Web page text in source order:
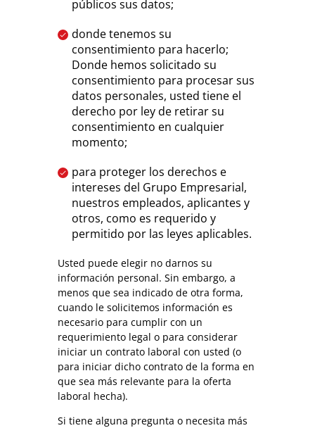
públicos sus datos;
donde tenemos su
consentimiento para hacerlo;
Donde hemos solicitado su
consentimiento para procesar sus
datos personales, usted tiene el
derecho por ley de retirar su
consentimiento en cualquier
momento;
para proteger los derechos e
intereses del Grupo Empresarial,
nuestros empleados, aplicantes y
otros, como es requerido y
permitido por las leyes aplicables.
Usted puede elegir no darnos su
información personal. Sin embargo, a
menos que sea indicado de otra forma,
cuando le solicitemos información es
necesario para cumplir con un
requerimiento legal o para considerar
iniciar un contrato laboral con usted (o
para iniciar dicho contrato de la forma en
que sea más relevante para la oferta
laboral hecha).
Si tiene alguna pregunta o necesita más